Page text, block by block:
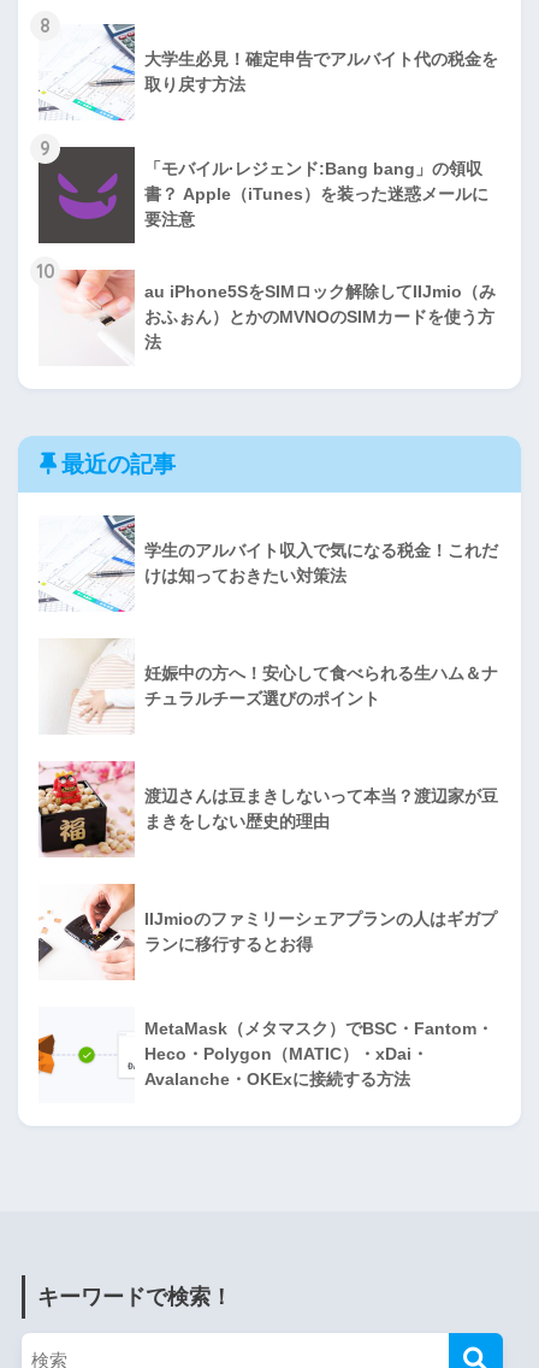
8
大学生必見！確定申告でアルバイト代の税金を
取り戻す方法
9
「モバイル·レジェンド:Bang bang」の領収
書？ Apple（iTunes）を装った迷惑メールに
要注意
10
au iPhone5SをSIMロック解除してIIJmio（み
おふぉん）とかのMVNOのSIMカードを使う方
法
最近の記事
学生のアルバイト収入で気になる税金！これだ
けは知っておきたい対策法
妊娠中の方へ！安心して食べられる生ハム＆ナ
チュラルチーズ選びのポイント
渡辺さんは豆まきしないって本当？渡辺家が豆
まきをしない歴史的理由
IIJmioのファミリーシェアプランの人はギガプ
ランに移行するとお得
MetaMask（メタマスク）でBSC・Fantom・
Heco・Polygon（MATIC）・xDai・
Avalanche・OKExに接続する方法
キーワードで検索！